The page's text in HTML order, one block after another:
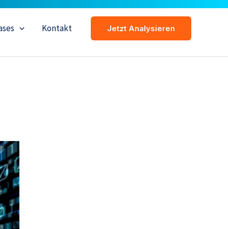
Kontakt Jetzt Analysieren